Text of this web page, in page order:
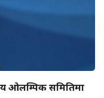
ओलम्पिक समितिमा